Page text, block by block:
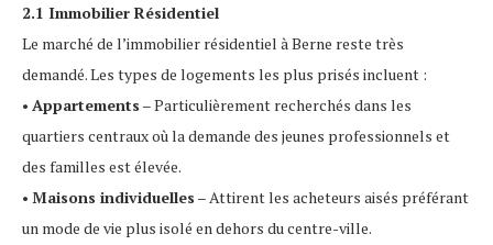
2.1 Immobilier Résidentiel
Le marché de l’immobilier résidentiel à Berne reste très
demandé. Les types de logements les plus prisés incluent :
• Appartements – Particulièrement recherchés dans les
quartiers centraux où la demande des jeunes professionnels et
des familles est élevée.
• Maisons individuelles – Attirent les acheteurs aisés préférant
un mode de vie plus isolé en dehors du centre-ville.